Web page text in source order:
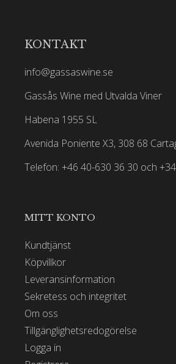
KONTAKT
info@gassaswine.se
Gassås Wine med Utvalda Viner
Habena 1955 SL
Avenida Poniente X3, 308 68
Telefon: +46 40-630 36 30 och
MITT KONTO
Kundtjänst
Köpvillkor
Leveransinformation
Sekretess och integritet
Om oss
Tillgänglighetsredogörelse
Logga in